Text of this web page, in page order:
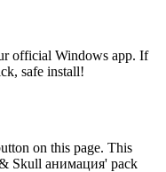
official Windows app. If
safe install!
on this page. This
Skull анимация' pack